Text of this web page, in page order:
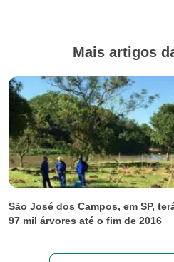
Mais artigos
São José dos Campos, em SP,
97 mil árvores até o fim de 2016